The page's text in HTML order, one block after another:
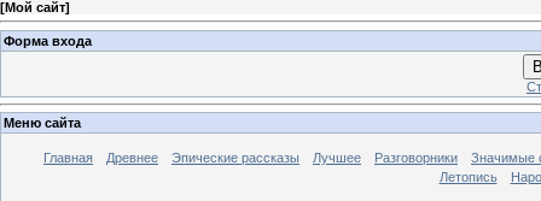
[Мой сайт]
Форма входа
Меню сайта
Главная Древнее Эпические рассказы Лучшее Разговорники
Значимые
Летопись